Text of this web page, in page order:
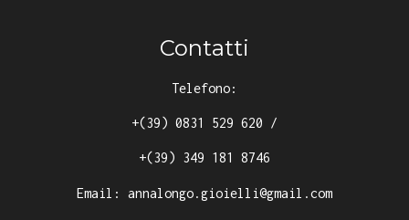
Contatti
Telefono:
+(39) 0831 529 620 /
+(39) 349 181 8746
Email: annalongo.gioielli@gmail.com